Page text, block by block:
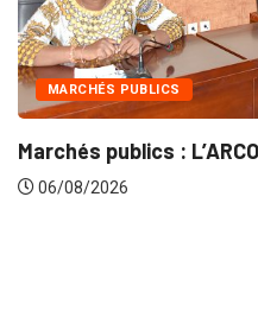
pour plus...